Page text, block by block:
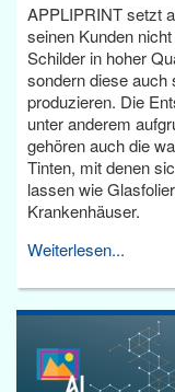
APPLIPRINT setzt
seinen Kunden
Schilder in hoher
sondern diese auch
produzieren. Die
unter anderem
gehören auch die
Tinten, mit denen
lassen wie
Krankenhäuser.
Weiterlesen...